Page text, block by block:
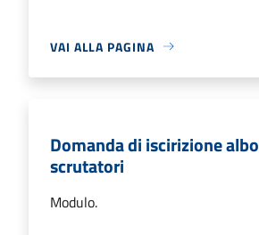
VAI ALLA PAGINA
Domanda di iscirizione albo
scrutatori
Modulo.